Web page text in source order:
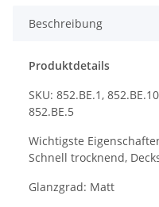
Beschreibung
Produktdetails
SKU: 852.BE.1,
852.BE.5
Wichtigste
Schnell trocknend,
Glanzgrad: Matt